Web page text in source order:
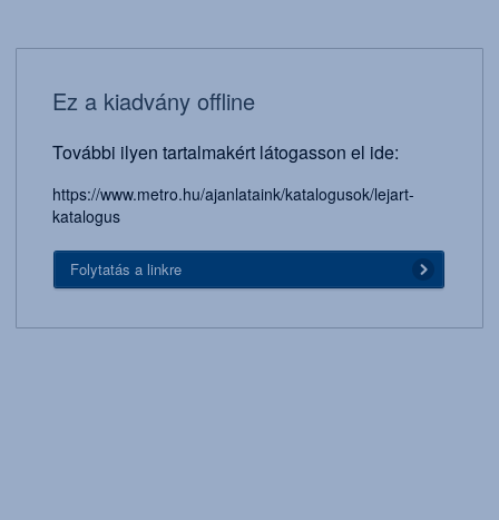
Ez a kiadvány offline
További ilyen tartalmakért látogasson el ide:
https://www.metro.hu/ajanlataink/katalogusok/lejart-
katalogus
Folytatás a linkre